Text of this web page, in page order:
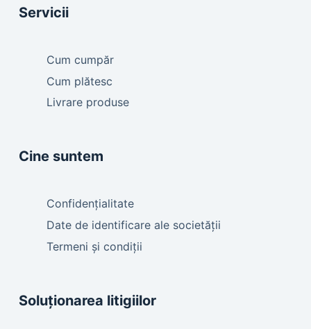
Servicii
Cum cumpăr
Cum plătesc
Livrare produse
Cine suntem
Confidențialitate
Date de identificare ale societății
Termeni și condiții
Soluționarea litigiilor